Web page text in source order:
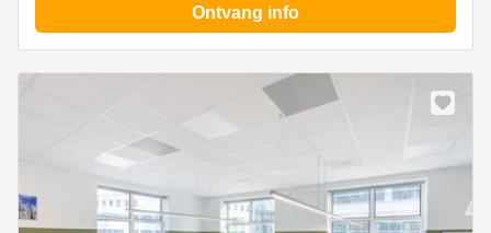
Ontvang info